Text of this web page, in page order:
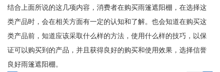
结合上面所说的这几项内容，消费者在购买雨篷遮阳棚，在选择这
类产品时，会在相关方面有一定的认知和了解。也会知道在购买这
类产品前，知道应该采取什么样的方法，使用什么样的技巧，以保
证可以购买到的产品，并且获得良好的购买和使用效果，选择信誉
良好雨篷遮阳棚。